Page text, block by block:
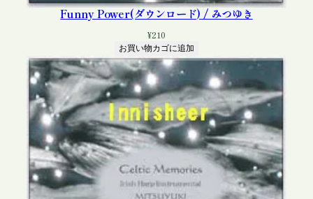
Funny Power(ダウンロード) / みつゆき
¥210
お買い物カゴに追加